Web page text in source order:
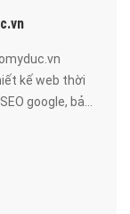
kế web thời
google, bảo